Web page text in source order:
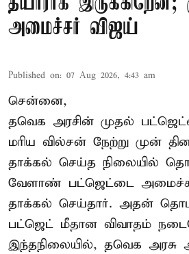
அமைச்சர் விஜய்
Published on: 07 Aug 2026, 4:43 am
சென்னை,
தவெக அரசின் முதல்
மரிய வில்சன் நேற்று முன்
தாக்கல் செய்த நிலையில்
வேளாண் பட்ஜெட்டை
தாக்கல் செய்தார். அதன்
பட்ஜெட் மீதான விவாதம்
இந்தநிலையில், தவெக அரசு